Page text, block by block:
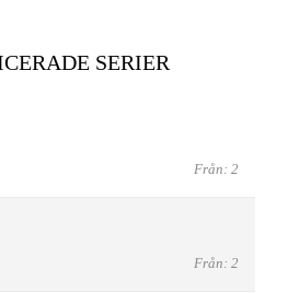
SERIER
Från: 2
Från: 2